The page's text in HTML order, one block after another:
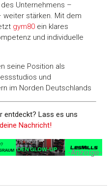
Unternehmens –
weiter stärken. Mit dem
gym80 ein klares
und individuelle
seine Position als
und
im Norden Deutschlands
entdeckt? Lass es uns
Nachricht!
-Anzeige-